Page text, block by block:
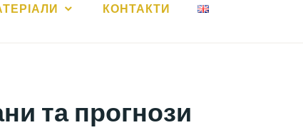
КОНТАКТИ
та прогнози